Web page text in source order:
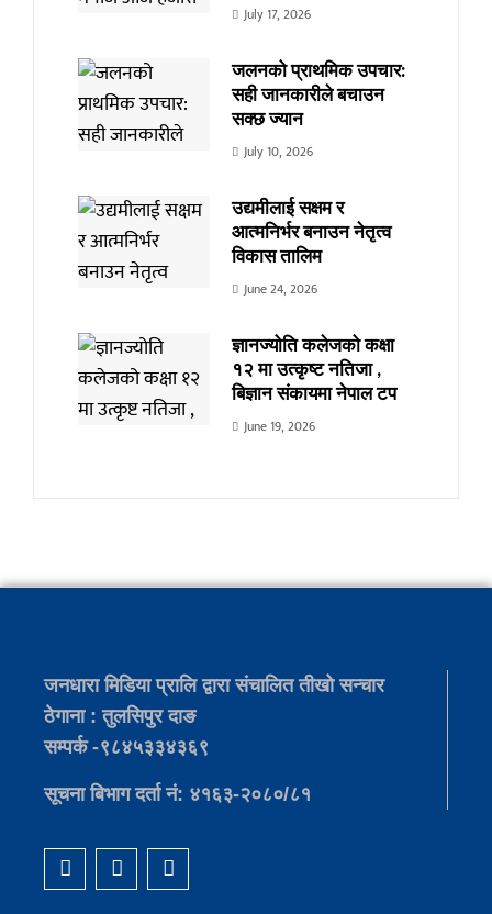
July 17, 2026
जलनको प्राथमिक उपचार:
सही जानकारीले बचाउन
सक्छ ज्यान
July 10, 2026
उद्यमीलाई सक्षम र
आत्मनिर्भर बनाउन नेतृत्व
विकास तालिम
June 24, 2026
ज्ञानज्योति कलेजको कक्षा
१२ मा उत्कृष्ट नतिजा ,
बिज्ञान संकायमा नेपाल टप
June 19, 2026
जनधारा मिडिया प्रालि द्वारा संचालित तीखो सन्चार
ठेगाना : तुलसिपुर दाङ
सम्पर्क -९८४५३३४३६९
सूचना बिभाग दर्ता नं: ४१६३-२०८०/८१